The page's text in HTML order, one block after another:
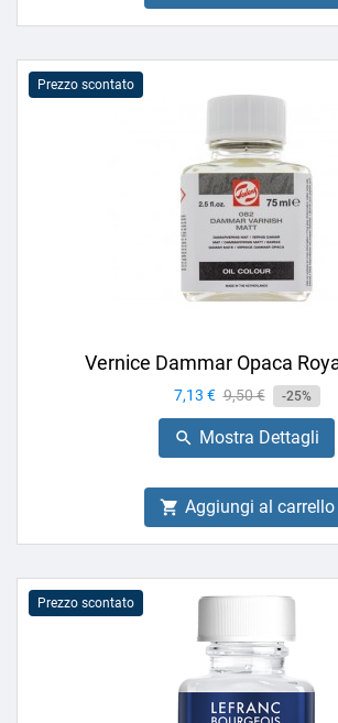
Prezzo scontato
Vernice Dammar Opaca
Prezzo
7,13 € Prezzo
base
9,50 € -25%
 Mostra Dettagli
 Aggiungi al carrello
Prezzo scontato